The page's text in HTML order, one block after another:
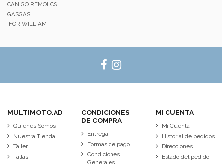
CANIGO REMOLCS
GASGAS
IFOR WILLIAM
MULTIMOTO.AD
Quienes Somos
Nuestra Tienda
Taller
Tallas
CONDICIONES
DE COMPRA
Entrega
Formas de pago
Condiciones
Generales
MI CUENTA
Mi Cuenta
Historial de pedidos
Direcciones
Estado del pedido